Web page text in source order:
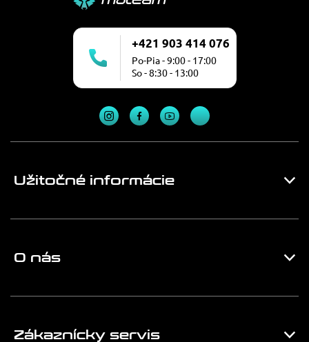
+421 903 414 076
Po-Pia - 9:00 - 17:00
So - 8:30 - 13:00
Užitočné informácie
O nás
Zákaznícky servis